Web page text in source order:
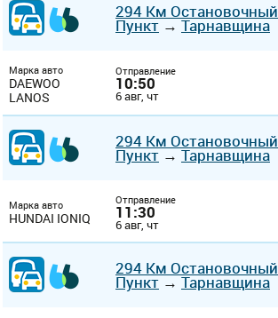
294 Км Остановочный
Пункт→Тарнавщина
Марка авто
DAEWOO
LANOS
Отправление
10:50
6 авг, чт
294 Км Остановочный
Пункт→Тарнавщина
Марка авто
HUNDAI IONIQ
Отправление
11:30
6 авг, чт
294 Км Остановочный
Пункт→Тарнавщина